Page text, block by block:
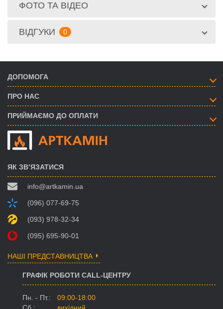
ФОТО ТА ВІДЕО
ВІДГУКИ 0
ДОПОМОГА
ПРО НАС
ПРИЙМАЄМО ДО ОПЛАТИ
ЯК ЗВ’ЯЗАТИСЯ
info@artkamin.ua
(096) 077-69-75
(093) 978-32-34
(095) 695-90-01
НАШІ ПРЕДСТАВНИЦТВА
ГРАФІК РОБОТИ CALL-ЦЕНТРУ
Пн. - Пт.:
09:00-18:00